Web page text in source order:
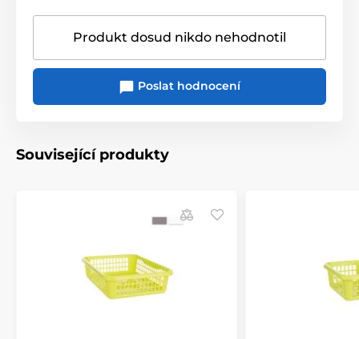
Produkt dosud nikdo nehodnotil
Poslat hodnocení
Související produkty